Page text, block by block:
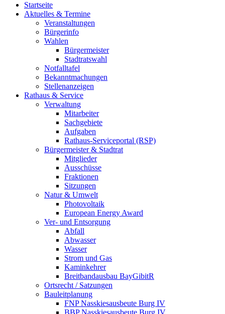
Startseite
Aktuelles & Termine
Veranstaltungen
Bürgerinfo
Wahlen
Bürgermeister
Stadtratswahl
Notfalltafel
Bekanntmachungen
Stellenanzeigen
Rathaus & Service
Verwaltung
Mitarbeiter
Sachgebiete
Aufgaben
Rathaus-Serviceportal (RSP)
Bürgermeister & Stadtrat
Mitglieder
Ausschüsse
Fraktionen
Sitzungen
Natur & Umwelt
Photovoltaik
European Energy Award
Ver- und Entsorgung
Abfall
Abwasser
Wasser
Strom und Gas
Kaminkehrer
Breitbandausbau BayGibitR
Ortsrecht / Satzungen
Bauleitplanung
FNP Nasskiesausbeute Burg IV
BBP Nasskiesausbeute Burg IV